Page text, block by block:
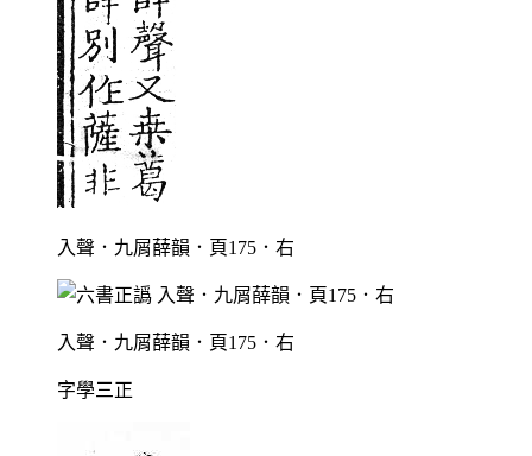
入聲．九屑薛韻．頁175．右
入聲．九屑薛韻．頁175．右
字學三正